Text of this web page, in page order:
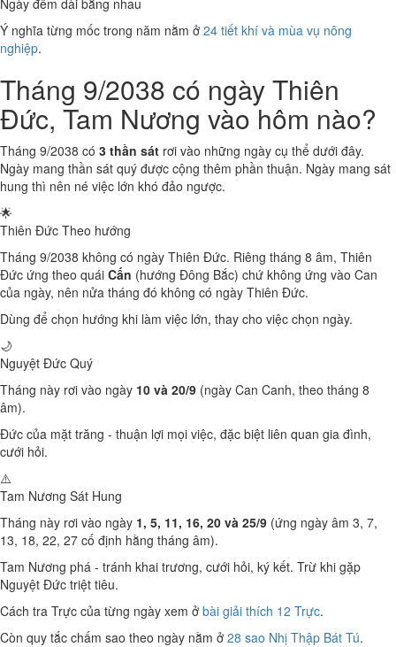
Ngày đêm dài bằng nhau
Ý nghĩa từng mốc trong năm nằm ở 24 tiết khí và mùa vụ nông
nghiệp.
Tháng 9/2038 có ngày Thiên
Đức, Tam Nương vào hôm nào?
Tháng 9/2038 có 3 thần sát rơi vào những ngày cụ thể dưới đây.
Ngày mang thần sát quý được cộng thêm phần thuận. Ngày mang sát
hung thì nên né việc lớn khó đảo ngược.
🌟
Thiên Đức Theo hướng
Tháng 9/2038 không có ngày Thiên Đức. Riêng tháng 8 âm, Thiên
Đức ứng theo quái Cấn (hướng Đông Bắc) chứ không ứng vào Can
của ngày, nên nửa tháng đó không có ngày Thiên Đức.
Dùng để chọn hướng khi làm việc lớn, thay cho việc chọn ngày.
🌙
Nguyệt Đức Quý
Tháng này rơi vào ngày 10 và 20/9 (ngày Can Canh, theo tháng 8
âm).
Đức của mặt trăng - thuận lợi mọi việc, đặc biệt liên quan gia đình,
cưới hỏi.
⚠️
Tam Nương Sát Hung
Tháng này rơi vào ngày 1, 5, 11, 16, 20 và 25/9 (ứng ngày âm 3, 7,
13, 18, 22, 27 cố định hằng tháng âm).
Tam Nương phá - tránh khai trương, cưới hỏi, ký kết. Trừ khi gặp
Nguyệt Đức triệt tiêu.
Cách tra Trực của từng ngày xem ở bài giải thích 12 Trực.
Còn quy tắc chấm sao theo ngày nằm ở 28 sao Nhị Thập Bát Tú.